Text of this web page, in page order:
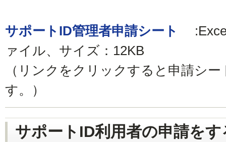
サポートID管理者申請シート
ァイル、サイズ：12KB
（リンクをクリックすると申請シ
す。）
サポートID利用者の申請をす